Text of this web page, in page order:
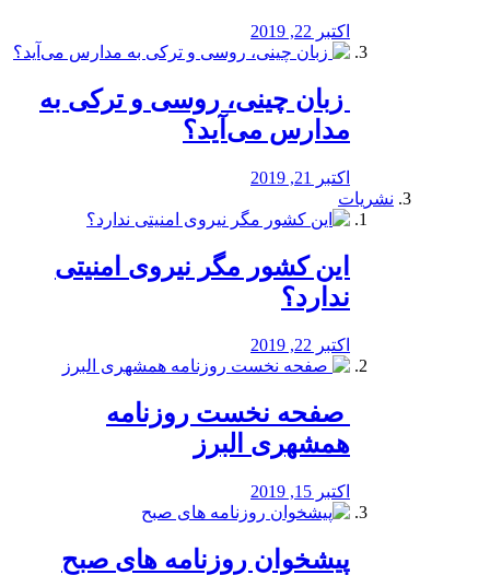
اکتبر 22, 2019
️ زبان چینی، روسی و ترکی به
مدارس می‌آید؟
اکتبر 21, 2019
نشریات
این کشور مگر نیروی امنیتی
ندارد؟
اکتبر 22, 2019
️ صفحه نخست روزنامه‌
همشهری البرز
اکتبر 15, 2019
پیشخوان روزنامه های صبح